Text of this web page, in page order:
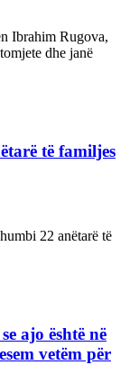
Ibrahim Rugova,
dhe janë
të familjes
22 anëtarë të
ajo është në
vetëm për